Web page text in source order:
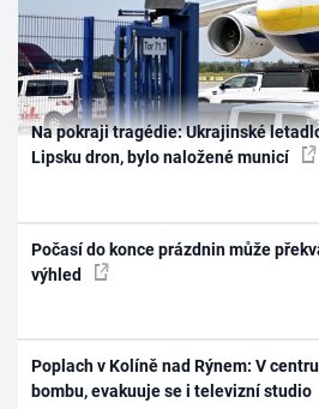
Na pokraji tragédie: Ukrajinské
Lipsku dron, bylo naložené municí
Počasí do konce prázdnin může
výhled
Poplach v Kolíně nad Rýnem: V
bombu, evakuuje se i televizní studio